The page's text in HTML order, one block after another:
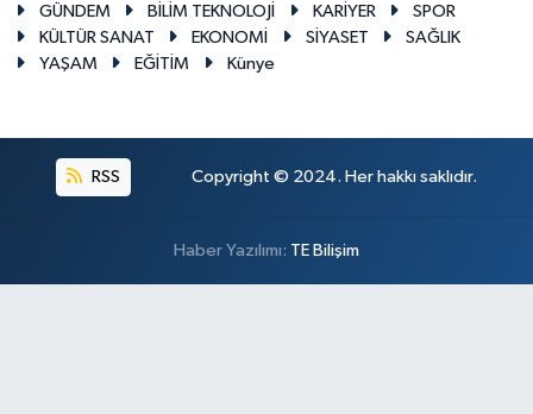
GÜNDEM BİLİM TEKNOLOJİ KARİYER
SPOR
KÜLTÜR SANAT
EKONOMİ SİYASET
SAĞLIK
YAŞAM
EĞİTİM Künye
RSS Copyright © 2024. Her hakkı saklıdır.
Haber Yazılımı: TE Bilişim